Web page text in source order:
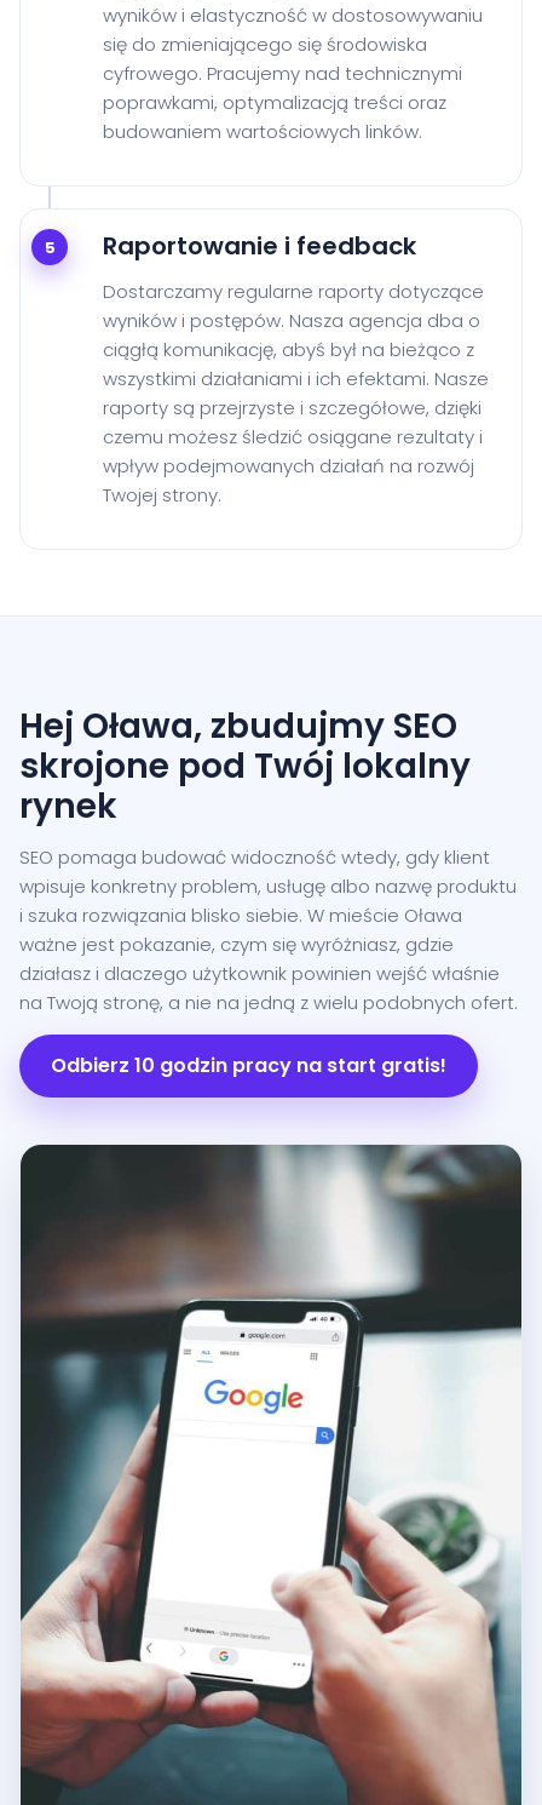
wyników i elastyczność w dostosowywaniu
się do zmieniającego się środowiska
cyfrowego. Pracujemy nad technicznymi
poprawkami, optymalizacją treści oraz
budowaniem wartościowych linków.
5 Raportowanie i feedback
Dostarczamy regularne raporty dotyczące
wyników i postępów. Nasza agencja dba o
ciągłą komunikację, abyś był na bieżąco z
wszystkimi działaniami i ich efektami. Nasze
raporty są przejrzyste i szczegółowe, dzięki
czemu możesz śledzić osiągane rezultaty i
wpływ podejmowanych działań na rozwój
Twojej strony.
Hej Oława, zbudujmy SEO
skrojone pod Twój lokalny
rynek
SEO pomaga budować widoczność wtedy, gdy klient
wpisuje konkretny problem, usługę albo nazwę produktu
i szuka rozwiązania blisko siebie. W mieście Oława
ważne jest pokazanie, czym się wyróżniasz, gdzie
działasz i dlaczego użytkownik powinien wejść właśnie
na Twoją stronę, a nie na jedną z wielu podobnych ofert.
Odbierz 10 godzin pracy na start gratis!